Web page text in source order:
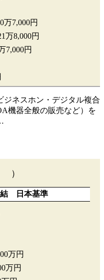
万7,000円
万8,000円
7,000円
ジネスホン・デジタル複合
機器全般の販売など）を
結 日本基準
万円
万円